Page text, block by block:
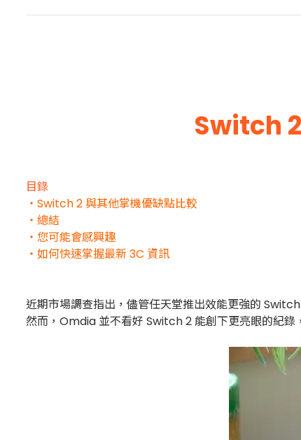
Switch
目錄
・Switch 2 與其他掌機優缺點比較
・總結
・您可能會感興趣
・如何快速掌握最新 3C 資訊
近期市場調查指出，儘管任天堂推出效能更強的
然而，Omdia 並不看好 Switch 2 能創下更亮眼的紀錄